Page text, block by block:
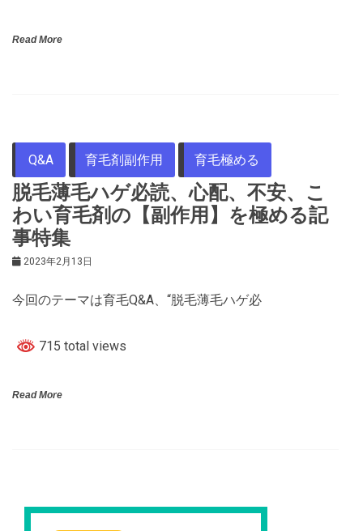
Read More
Q&A 育毛剤副作用 育毛極める
脱毛薄毛ハゲ必読、心配、不安、こ
わい育毛剤の【副作用】を極める記
事特集
2023年2月13日
今回のテーマは育毛Q&A、“脱毛薄毛ハゲ必
715 total views
Read More